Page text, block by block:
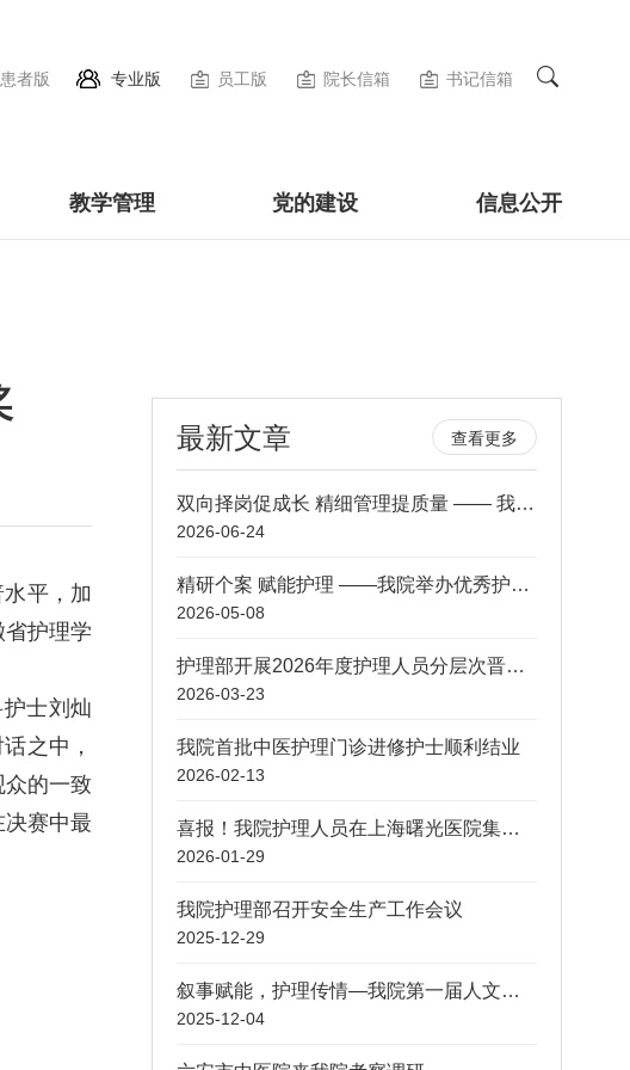
患者版 专业版 员工版 院长信箱 书记信箱
教学管理 党的建设 信息公开
平，加
护理学
士刘灿
之中，
的一致
赛中最
最新文章 查看更多
双向择岗促成长 精细管理提质量 —— 我院顺利开展轮转护士定科定岗双向选择工作
2026-06-24
精研个案 赋能护理 ——我院举办优秀护理个案汇报评比活动
2026-05-08
护理部开展2026年度护理人员分层次晋级考核
2026-03-23
我院首批中医护理门诊进修护士顺利结业
2026-02-13
喜报！我院护理人员在上海曙光医院集团中医护理典型案例大赛中荣获佳绩
2026-01-29
我院护理部召开安全生产工作会议
2025-12-29
叙事赋能，护理传情—我院第一届人文心理护理案例决赛圆满落幕
2025-12-04